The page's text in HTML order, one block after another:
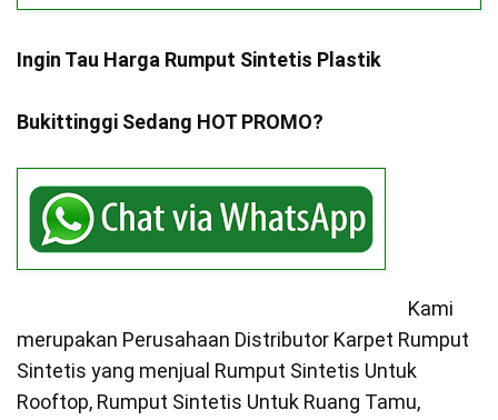
Ingin Tau Harga Rumput Sintetis Plastik
Bukittinggi Sedang HOT PROMO?
Kami
merupakan Perusahaan Distributor Karpet Rumput
Sintetis yang menjual Rumput Sintetis Untuk
Rooftop, Rumput Sintetis Untuk Ruang Tamu,